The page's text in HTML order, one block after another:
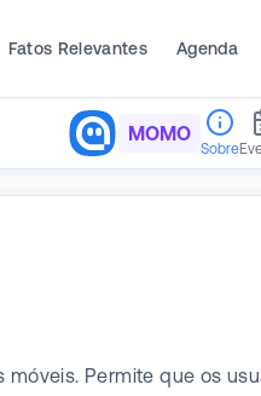
Fatos Relevantes Agenda
MOMO
Sobre
Permite que os